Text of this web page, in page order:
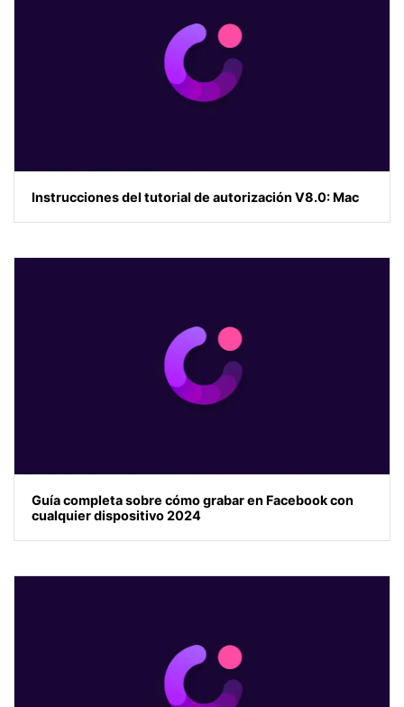
Instrucciones del tutorial de autorización V8.0: Mac
Guía completa sobre cómo grabar en Facebook con
cualquier dispositivo 2024